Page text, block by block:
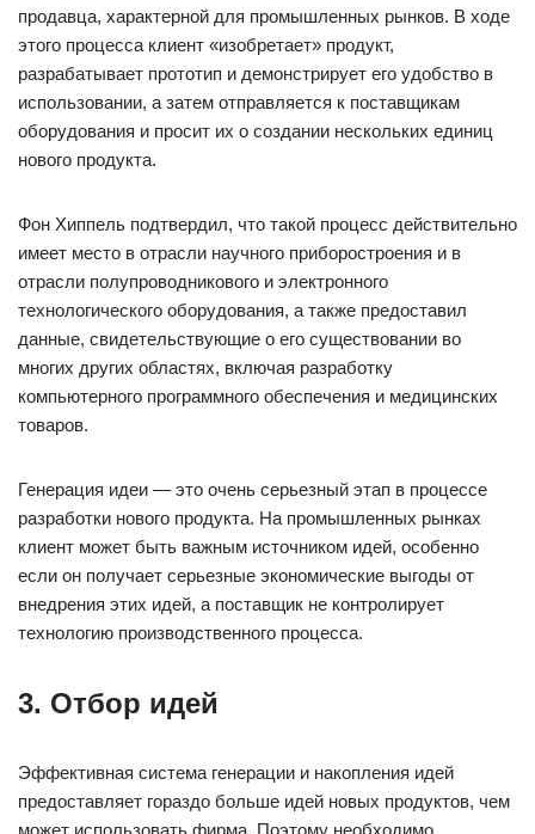
продавца, характерной для промышленных рынков. В ходе
этого процесса клиент «изобретает» продукт,
разрабатывает прототип и демонстрирует его удобство в
использовании, а затем отправляется к поставщикам
оборудования и просит их о создании нескольких единиц
нового продукта.
Фон Хиппель подтвердил, что такой процесс действительно
имеет место в отрасли научного приборостроения и в
отрасли полупроводникового и электронного
технологического оборудования, а также предоставил
данные, свидетельствующие о его существовании во
многих других областях, включая разработку
компьютерного программного обеспечения и медицинских
товаров.
Генерация идеи — это очень серьезный этап в процессе
разработки нового продукта. На промышленных рынках
клиент может быть важным источником идей, особенно
если он получает серьезные экономические выгоды от
внедрения этих идей, а поставщик не контролирует
технологию производственного процесса.
3. Отбор идей
Эффективная система генерации и накопления идей
предоставляет гораздо больше идей новых продуктов, чем